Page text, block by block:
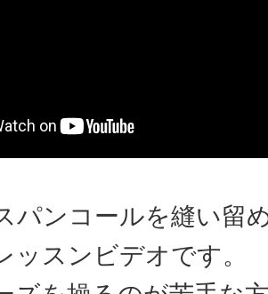
パンコールを縫い留
ッスンビデオです。